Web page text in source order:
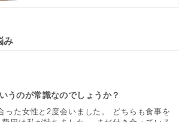
み
うのが常識なのでしょうか？
った女性と2度会いました。 どちらも食事を